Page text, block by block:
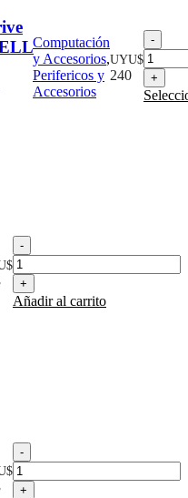
Computación
y Accesorios,
Perifericos y
Accesorios
UYU$
240
Key
Cargador
UsbTipo
C
mas
Cable
Añadir al carrito
Auricular
Gamer
Negro